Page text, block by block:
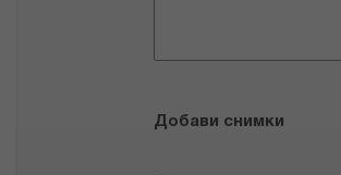
Добави снимки